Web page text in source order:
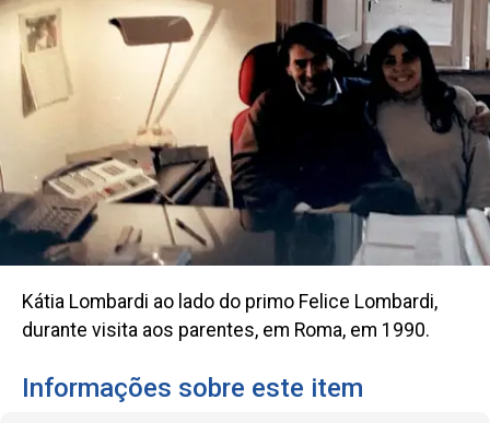
Kátia Lombardi ao lado do primo Felice Lombardi,
durante visita aos parentes, em Roma, em 1990.
Informações sobre este item